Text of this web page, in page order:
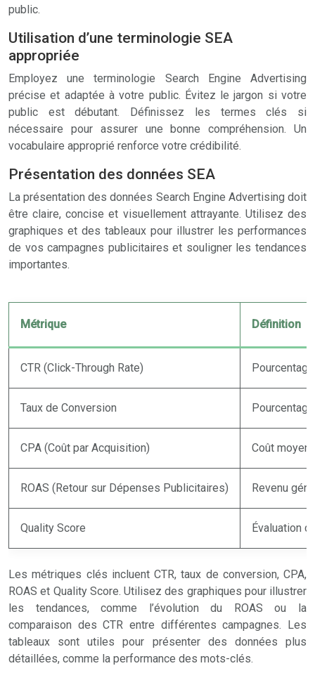
public.
Utilisation d’une terminologie SEA
appropriée
Employez une terminologie Search Engine Advertising
précise et adaptée à votre public. Évitez le jargon si votre
public est débutant. Définissez les termes clés si
nécessaire pour assurer une bonne compréhension. Un
vocabulaire approprié renforce votre crédibilité.
Présentation des données SEA
La présentation des données Search Engine Advertising doit
être claire, concise et visuellement attrayante. Utilisez des
graphiques et des tableaux pour illustrer les performances
de vos campagnes publicitaires et souligner les tendances
importantes.
Métrique Définition
CTR (Click-Through Rate)
Taux de Conversion
CPA (Coût par Acquisition) Coût moyen
ROAS (Retour sur Dépenses Publicitaires) Revenu
Quality Score Évaluation
Les métriques clés incluent CTR, taux de conversion, CPA,
ROAS et Quality Score. Utilisez des graphiques pour illustrer
les tendances, comme l’évolution du ROAS ou la
comparaison des CTR entre différentes campagnes. Les
tableaux sont utiles pour présenter des données plus
détaillées, comme la performance des mots-clés.